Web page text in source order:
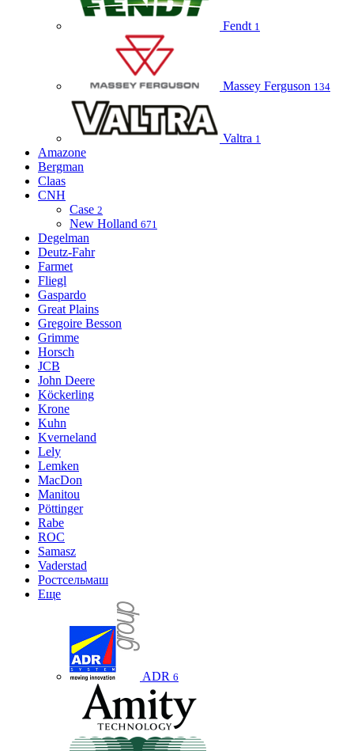
Fendt 1
Massey Ferguson 134
Valtra 1
Amazone
Bergman
Claas
CNH
Case 2
New Holland 671
Degelman
Deutz-Fahr
Farmet
Fliegl
Gaspardo
Great Plains
Gregoire Besson
Grimme
Horsch
JCB
John Deere
Köckerling
Krone
Kuhn
Kverneland
Lely
Lemken
MacDon
Manitou
Pöttinger
Rabe
ROC
Samasz
Vaderstad
Ростсельмаш
Еще
ADR 6